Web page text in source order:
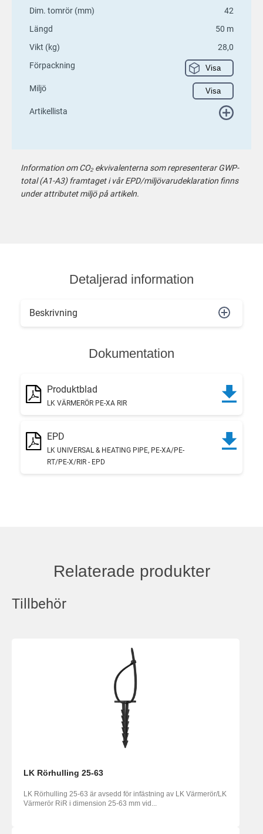
Dim. tomrör (mm)
42
Längd
50 m
Vikt (kg)
28,0
Förpackning
Visa
Miljö Visa
Artikellista
Information om CO₂ ekvivalenterna som representerar GWP-
total (A1-A3) framtaget i vår EPD/miljövarudeklaration finns
under attributet miljö på artikeln.
Detaljerad information
Beskrivning
Dokumentation
Produktblad
LK VÄRMERÖR PE-XA RIR
EPD
LK UNIVERSAL & HEATING PIPE, PE-XA/PE-
RT/PE-X/RIR - EPD
Relaterade produkter
Tillbehör
LK Rörhulling 25-63
LK Rörhulling 25-63 är avsedd för infästning av LK Värmerör/LK
Värmerör RiR i dimension 25-63 mm vid...